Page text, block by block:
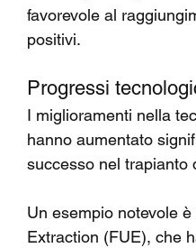
favorevole al
positivi.
Progressi
I miglioramenti nella
hanno aumentato
successo nel trapianto
Un esempio notevole
Extraction (FUE), che